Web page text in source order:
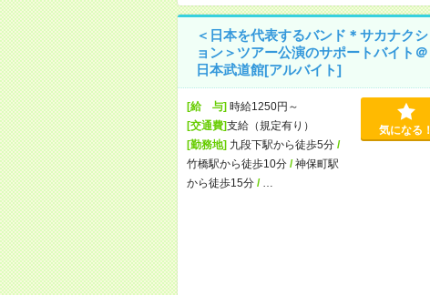
＜日本を代表するバンド＊サカナクシ
ョン＞ツアー公演のサポートバイト＠
日本武道館[アルバイト]
[給 与]時給1250円～
[交通費]支給（規定有り）
[勤務地]九段下駅から徒歩5分/
竹橋駅から徒歩10分/神保町駅
から徒歩15分/
気になる！